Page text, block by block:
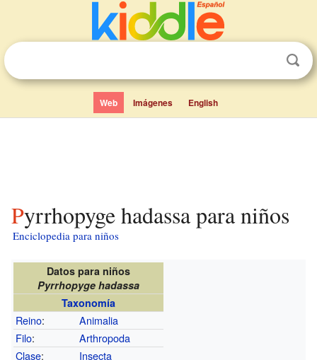
Web Imágenes English
Pyrrhopyge hadassa para niños
Enciclopedia para niños
Datos para niños
Pyrrhopyge hadassa
Taxonomía
Reino:
Animalia
Filo:
Arthropoda
Clase:
Insecta